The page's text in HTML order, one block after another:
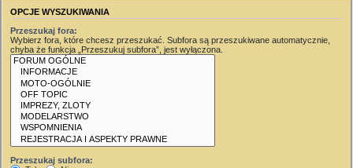
OPCJE WYSZUKIWANIA
Przeszukaj fora:
Wybierz fora, które chcesz przeszukać. Subfora są przeszukiwane automatycznie,
chyba że funkcja „Przeszukuj subfora”, jest wyłączona.
Przeszukaj subfora: